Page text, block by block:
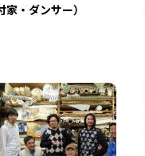
・ダンサー）